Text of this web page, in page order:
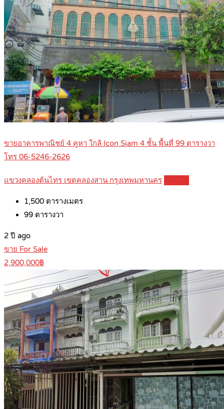
ขายอาคารพาณิชย์ 4 คูหา ใกล้ Icon Siam 4 ชั้น พื้นที่ 99 ตารางวา
โทร 06-5246-2626
แขวงคลองต้นไทร เขตคลองสาน กรุงเทพมหานคร
1,500 ตารางเมตร
99 ตารางวา
2 ปี ago
ขาย For Sale
2,900,000฿